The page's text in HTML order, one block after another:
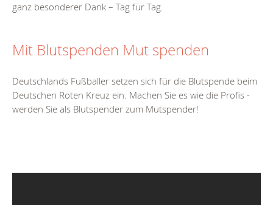
ganz besonderer Dank – Tag für Tag.
Mit Blutspenden Mut spenden
Deutschlands Fußballer setzen sich für die Blutspende beim
Deutschen Roten Kreuz ein. Machen Sie es wie die Profis -
werden Sie als Blutspender zum Mutspender!